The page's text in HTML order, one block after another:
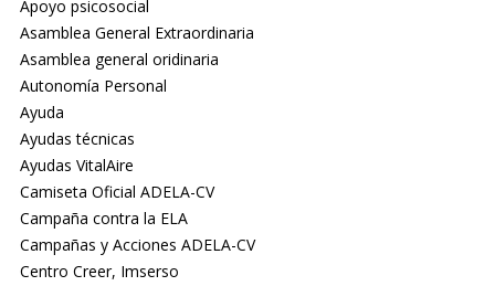
Apoyo psicosocial
Asamblea General Extraordinaria
Asamblea general oridinaria
Autonomía Personal
Ayuda
Ayudas técnicas
Ayudas VitalAire
Camiseta Oficial ADELA-CV
Campaña contra la ELA
Campañas y Acciones ADELA-CV
Centro Creer, Imserso